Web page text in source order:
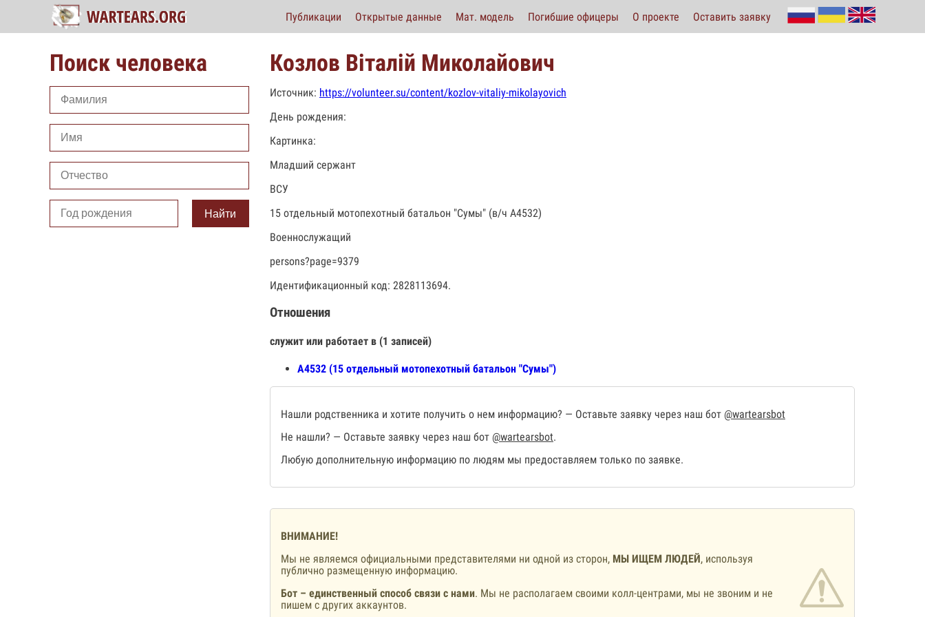
Публикации Открытые данные Мат. модель Погибшие офицеры О проекте Оставить заявку
Поиск человека
Найти
Козлов Віталій Миколайович
Источник: https://volunteer.su/content/kozlov-vitaliy-mikolayovich
День рождения:
Картинка:
Младший сержант
ВСУ
15 отдельный мотопехотный батальон "Сумы" (в/ч А4532)
Военнослужащий
persons?page=9379
Идентификационный код: 2828113694.
Отношения
служит или работает в (1 записей)
А4532 (15 отдельный мотопехотный батальон "Сумы")
Нашли родственника и хотите получить о нем информацию? — Оставьте заявку через наш бот @wartearsbot
Не нашли? — Оставьте заявку через наш бот @wartearsbot.
Любую дополнительную информацию по людям мы предоставляем только по заявке.
ВНИМАНИЕ!
Мы не являемся официальными представителями ни одной из сторон, МЫ ИЩЕМ ЛЮДЕЙ, используя
публично размещенную информацию.
Бот – единственный способ связи с нами. Мы не располагаем своими колл-центрами, мы не звоним и не
пишем с других аккаунтов.